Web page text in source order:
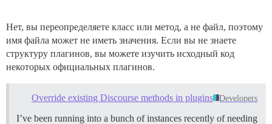
Нет, вы переопределяете класс или метод, а не файл, поэтому
имя файла может не иметь значения. Если вы не знаете
структуру плагинов, вы можете изучить исходный код
некоторых официальных плагинов.
Override existing Discourse methods in plugins Developers
I’ve been running into a bunch of instances recently of needing